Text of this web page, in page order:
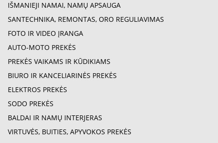
IŠMANIEJI NAMAI, NAMŲ APSAUGA
SANTECHNIKA, REMONTAS, ORO REGULIAVIMAS
FOTO IR VIDEO ĮRANGA
AUTO-MOTO PREKĖS
PREKĖS VAIKAMS IR KŪDIKIAMS
BIURO IR KANCELIARINĖS PREKĖS
ELEKTROS PREKĖS
SODO PREKĖS
BALDAI IR NAMŲ INTERJERAS
VIRTUVĖS, BUITIES, APYVOKOS PREKĖS